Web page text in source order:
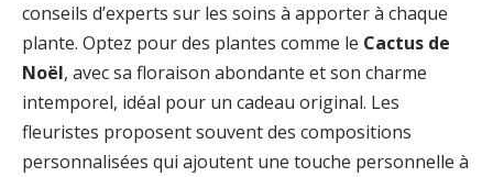
conseils d’experts sur les soins à apporter à chaque
plante. Optez pour des plantes comme le Cactus de
Noël, avec sa floraison abondante et son charme
intemporel, idéal pour un cadeau original. Les
fleuristes proposent souvent des compositions
personnalisées qui ajoutent une touche personnelle à